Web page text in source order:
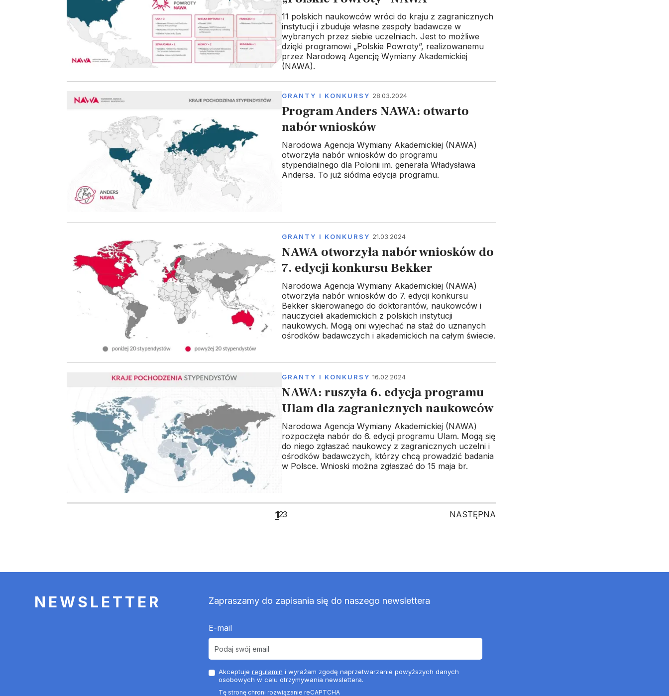
11 polskich naukowców wróci do kraju z zagranicznych
instytucji i zbuduje własne zespoły badawcze w
wybranych przez siebie uczelniach. Jest to możliwe
dzięki programowi „Polskie Powroty”, realizowanemu
przez Narodową Agencję Wymiany Akademickiej
(NAWA).
GRANTY I KONKURSY 28.03.2024
Program Anders NAWA: otwarto
nabór wniosków
Narodowa Agencja Wymiany Akademickiej (NAWA)
otworzyła nabór wniosków do programu
stypendialnego dla Polonii im. generała Władysława
Andersa. To już siódma edycja programu.
GRANTY I KONKURSY 21.03.2024
NAWA otworzyła nabór wniosków do
7. edycji konkursu Bekker
Narodowa Agencja Wymiany Akademickiej (NAWA)
otworzyła nabór wniosków do 7. edycji konkursu
Bekker skierowanego do doktorantów, naukowców i
nauczycieli akademickich z polskich instytucji
naukowych. Mogą oni wyjechać na staż do uznanych
ośrodków badawczych i akademickich na całym świecie.
GRANTY I KONKURSY 16.02.2024
NAWA: ruszyła 6. edycja programu
Ulam dla zagranicznych naukowców
Narodowa Agencja Wymiany Akademickiej (NAWA)
rozpoczęła nabór do 6. edycji programu Ulam. Mogą się
do niego zgłaszać naukowcy z zagranicznych uczelni i
ośrodków badawczych, którzy chcą prowadzić badania
w Polsce. Wnioski można zgłaszać do 15 maja br.
123 NASTĘPNA
NASTĘPNA
NEWSLETTER Zapraszamy do zapisania się do naszego newslettera
E-mail
Akceptuje regulamin i wyrażam zgodę naprzetwarzanie powyższych danych
osobowych w celu otrzymywania newslettera.